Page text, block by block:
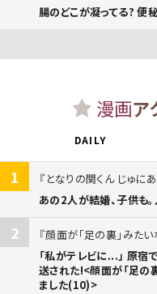
腸のどこが凝ってる? 便
漫画ア
DAILY
1
となりの関くん じゅに
あの2人が結婚、子供も
2
顔面が「足の裏」みた
「私がテレビに...」 原
送された!<顔面が「足の
ました(10)>